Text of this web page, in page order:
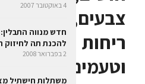
צבעים,
ריחות
וטעמים
4 באוקטובר 2007
חדש מנווה
להכנת תה לחיזוק
2 בפברואר 2008
משתלות חישתיל